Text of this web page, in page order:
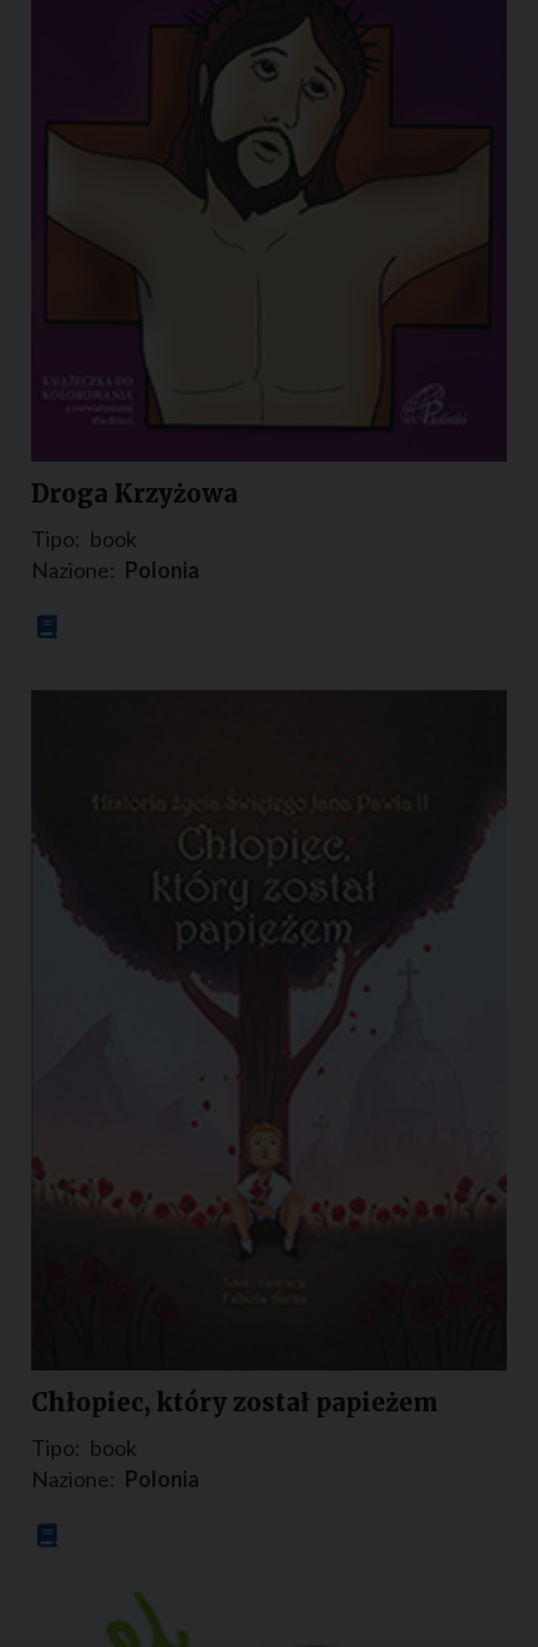
Droga Krzyżowa
Tipo: book
Nazione: Polonia
Chłopiec, który został papieżem
Tipo: book
Nazione: Polonia